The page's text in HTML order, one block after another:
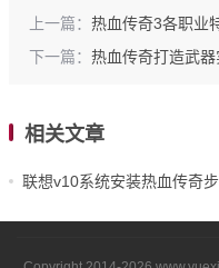
上一篇： 热血传奇3各职业
下一篇： 热血传奇打造武
相关文章
联想v10系统安装热血传奇